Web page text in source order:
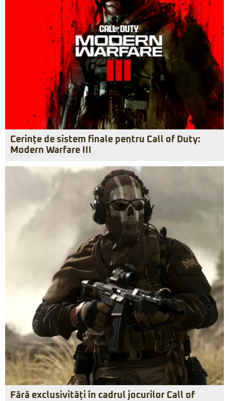
Cerințe de sistem finale pentru Call of Duty:
Modern Warfare III
Fără exclusivități în cadrul jocurilor Call of